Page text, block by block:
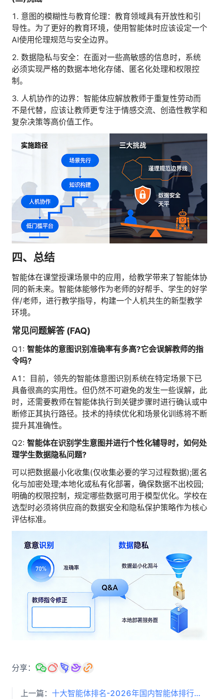
1. 意图的模糊性与教育伦理：教育领域具有开放性和引
导性。为了更好的教育环境，使用智能体时应该设定一个
AI使用伦理规范与安全边界。
2. 数据隐私与安全：在面对一些高敏感的信息时，系统
必须实现严格的数据本地化存储、匿名化处理和权限控
制。
3. 人机协作的边界：智能体应解放教师于重复性劳动而
不是代替，应该让教师更专注于情感交流、创造性教学和
复杂决策等高价值工作。
四、总结
智能体在课堂授课场景中的应用，给教学带来了智能体协
同的新未来。智能体能够作为老师的好帮手、学生的好学
伴/老师，进行教学指导，构建一个人机共生的新型教学
环境。
常见问题解答 (FAQ)
Q1: 智能体的意图识别准确率有多高?它会误解教师的指
令吗?
A1：目前，领先的智能体意图识别系统在特定场景下已
具备很高的实用性。但仍然不可避免的发生一些误解，此
时，还需要教师在智能体执行到关键步骤时进行确认或中
断修正其执行路径。技术的持续优化和场景化训练将不断
提升其准确性。
Q2: 智能体在识别学生意图并进行个性化辅导时，如何处
理学生数据隐私问题?
可以把数据最小化收集(仅收集必要的学习过程数据);匿名
化与加密处理;本地化或私有化部署，确保数据不出校园;
明确的权限控制，规定哪些数据可用于模型优化。学校在
选型时必须将供应商的数据安全和隐私保护策略作为核心
评估标准。
分享：
上一篇：
十大智能体排名-2026年国内智能体排行榜一栏